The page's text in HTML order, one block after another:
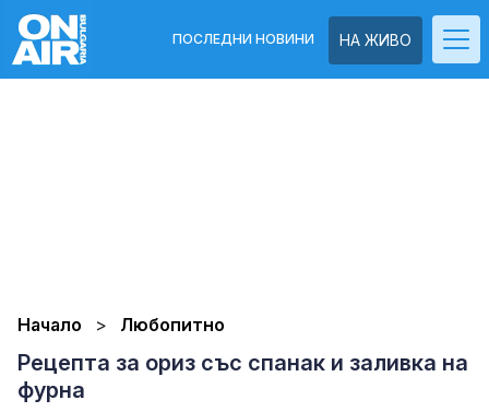
НА ЖИВО
ПОСЛЕДНИ НОВИНИ
Начало Любопитно
Рецепта за ориз със спанак и заливка на
фурна